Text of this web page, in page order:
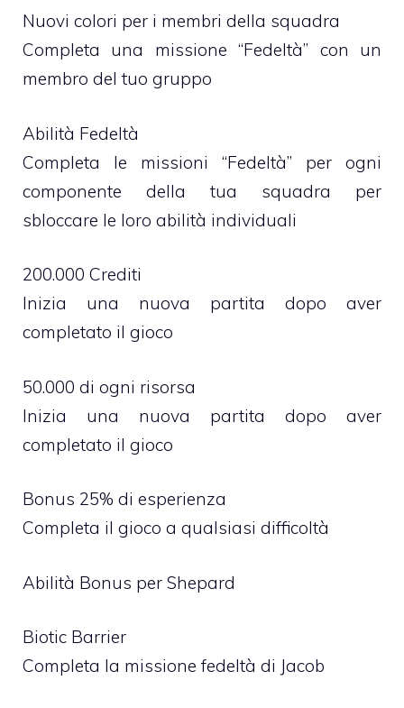
Nuovi colori per i membri della squadra
Completa una missione “Fedeltà” con un
membro del tuo gruppo
Abilità Fedeltà
Completa le missioni “Fedeltà” per ogni
componente della tua squadra per
sbloccare le loro abilità individuali
200.000 Crediti
Inizia una nuova partita dopo aver
completato il gioco
50.000 di ogni risorsa
Inizia una nuova partita dopo aver
completato il gioco
Bonus 25% di esperienza
Completa il gioco a qualsiasi difficoltà
Abilità Bonus per Shepard
Biotic Barrier
Completa la missione fedeltà di Jacob